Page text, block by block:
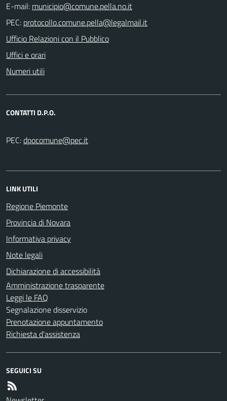
E-mail:
PEC:
Ufficio Relazioni con il Pubblico
Uffici e orari
Numeri utili
CONTATTI D.P.O.
PEC:
LINK UTILI
Regione Piemonte
Provincia di Novara
Informativa privacy
Note legali
Dichiarazione di accessibilità
Amministrazione trasparente
Leggi le FAQ
Segnalazione disservizio
Prenotazione appuntamento
Richiesta d'assistenza
SEGUICI SU